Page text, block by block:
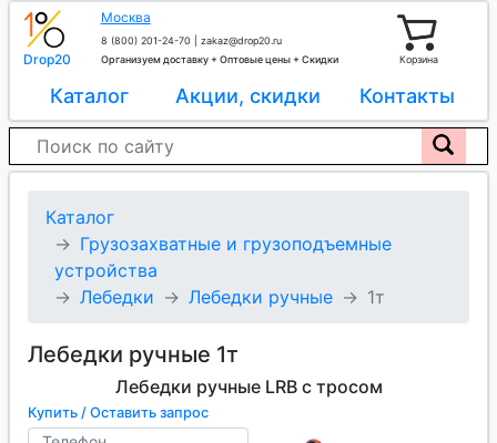
Drop20
Москва
8 (800) 201-24-70
zakaz@drop20.ru
Организуем доставку + Оптовые цены + Скидки
Корзина
Каталог Акции, скидки Контакты
Каталог
Грузозахватные и грузоподъемные
устройства
Лебедки
Лебедки ручные 1т
Лебедки ручные 1т
Лебедки ручные LRB с тросом
Купить / Оставить запрос